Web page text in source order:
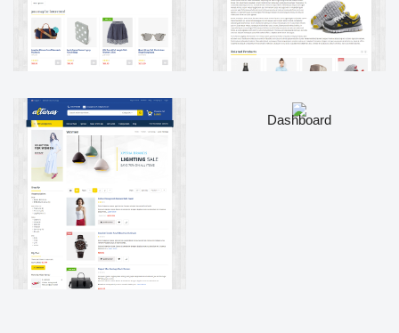
Shopping Cart
Dashboard